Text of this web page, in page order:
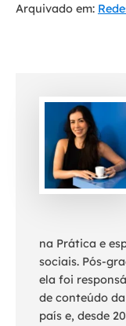
Arquivado em:
na Prática e
sociais. Pós-
ela foi
de conteúdo
país e, desde